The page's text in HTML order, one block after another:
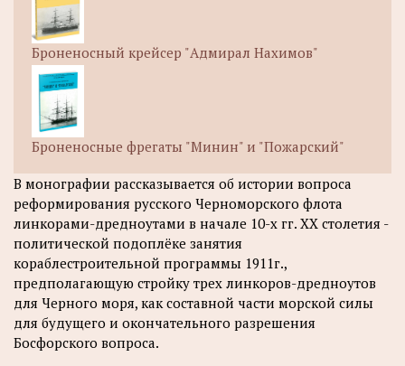
Броненосный крейсер "Адмирал Нахимов"
Броненосные фрегаты "Минин" и "Пожарский"
В монографии рассказывается об истории вопроса
реформирования русского Черноморского флота
линкорами-дредноутами в начале 10-х гг. XX столетия -
политической подоплёке занятия
кораблестроительной программы 1911г.,
предполагающую стройку трех линкоров-дредноутов
для Черного моря, как составной части морской силы
для будущего и окончательного разрешения
Босфорскоrо вопроса.